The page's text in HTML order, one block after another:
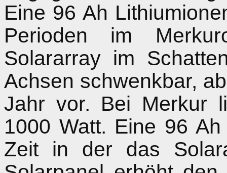
Eine 96 Ah
Perioden im
Solararray im
Achsen schwenkbar,
Jahr vor. Bei Merkur
1000 Watt. Eine 96
Zeit in der das